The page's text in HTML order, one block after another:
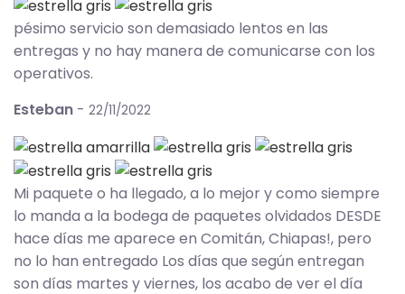
pésimo servicio son demasiado lentos en las
entregas y no hay manera de comunicarse con los
operativos.
Esteban - 22/11/2022
Mi paquete o ha llegado, a lo mejor y como siempre
lo manda a la bodega de paquetes olvidados DESDE
hace días me aparece en Comitán, Chiapas!, pero
no lo han entregado Los días que según entregan
son días martes y viernes, los acabo de ver el día